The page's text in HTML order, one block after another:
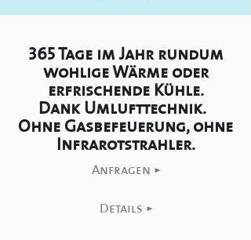
365 Tage im Jahr rundum
wohlige Wärme oder
erfrischende Kühle.
Dank Umlufttechnik.
Ohne Gasbefeuerung, ohne
Infrarotstrahler.
Anfragen >
Details >